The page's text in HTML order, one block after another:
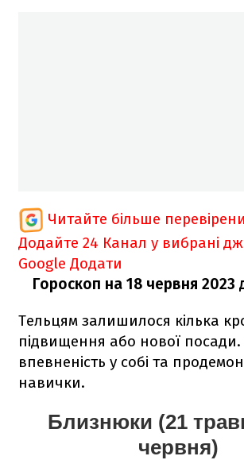
Читайте більше
Додайте 24 Канал у вибрані
Google Додати
Гороскоп на 18 червня 2023
Тельцям залишилося кілька
підвищення або нової посади.
впевненість у собі та
навички.
Близнюки (21
червня)